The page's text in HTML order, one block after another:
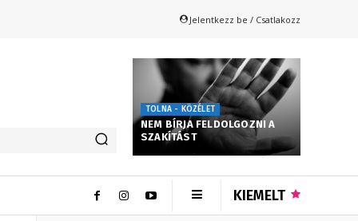
Jelentkezz be / Csatlakozz
TOLNA - KÖZÉLET
NEM BÍRJA FELDOLGOZNI A
SZAKÍTÁST
KIEMELT